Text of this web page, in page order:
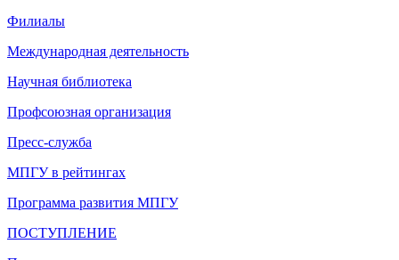
Филиалы
Международная деятельность
Научная библиотека
Профсоюзная организация
Пресс-служба
МПГУ в рейтингах
Программа развития МПГУ
ПОСТУПЛЕНИЕ